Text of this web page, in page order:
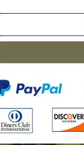
geleid
geleid